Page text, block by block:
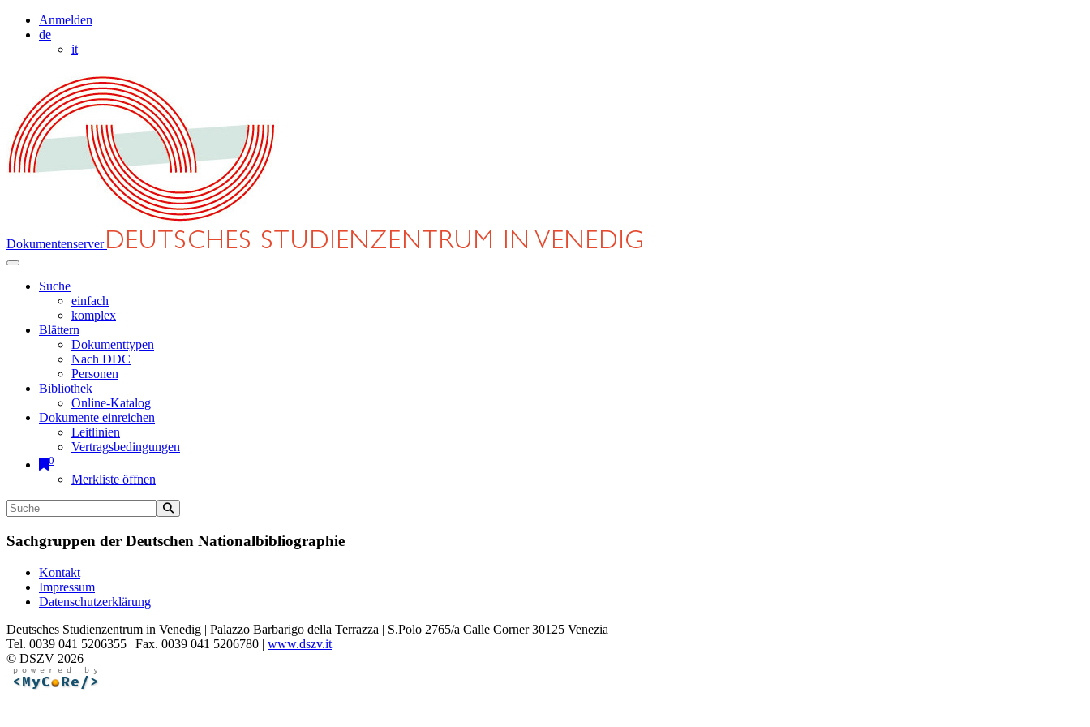
Anmelden
de
it
Dokumentenserver
Suche
einfach
komplex
Blättern
Dokumenttypen
Nach DDC
Personen
Bibliothek
Online-Katalog
Dokumente einreichen
Leitlinien
Vertragsbedingungen
0
Merkliste öffnen
Sachgruppen der Deutschen Nationalbibliographie
Kontakt
Impressum
Datenschutzerklärung
Deutsches Studienzentrum in Venedig | Palazzo Barbarigo della Terrazza | S.Polo 2765/a Calle Corner 30125 Venezia
Tel. 0039 041 5206355 | Fax. 0039 041 5206780 | www.dszv.it
© DSZV 2026